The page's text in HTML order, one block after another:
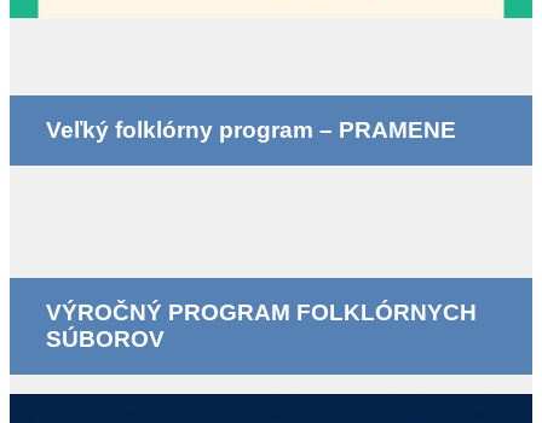
Veľký folklórny program – PRAMENE
VÝROČNÝ PROGRAM FOLKLÓRNYCH
SÚBOROV